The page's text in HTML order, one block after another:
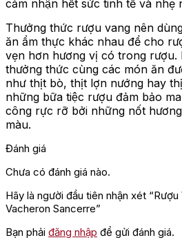
cảm nhận hết sức tinh tế và nhẹ
Thưởng thức rượu vang nên
ăn ẩm thực khác nhau để cho
vẹn hơn hương vị có trong rượu.
thưởng thức cùng các món ăn
như thịt bò, thịt lợn nướng hay
những bữa tiệc rượu đảm bảo
công rực rỡ bởi những nốt
màu.
Đánh giá
Chưa có đánh giá nào.
Hãy là người đầu tiên nhận xét
Vacheron Sancerre”
Bạn phải đăng nhập để gửi đánh giá.